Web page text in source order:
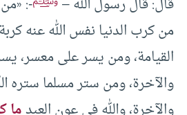
من كرب الدنيا نفس الله عنه
القيامة، ومن يسر على معسر،
والآخرة، ومن ستر مسلما ستره
والآخرة، والله في عون العبدما